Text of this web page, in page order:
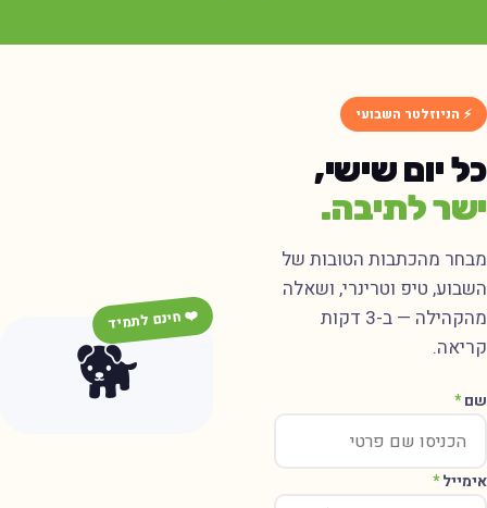
⚡ הניוזלטר השבועי
כל יום שישי,
ישר לתיבה.
מבחר מהכתבות הטובות של
השבוע, טיפ וטרינרי, ושאלה
מהקהילה — ב-3 דקות
קריאה.
שם*
אימייל*
🐕
❤️ חינם לתמיד